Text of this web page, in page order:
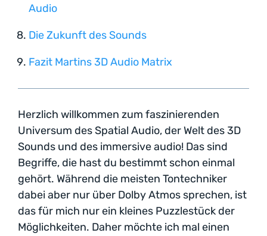
Audio
Die Zukunft des Sounds
Fazit Martins 3D Audio Matrix
Herzlich willkommen zum faszinierenden
Universum des Spatial Audio, der Welt des 3D
Sounds und des immersive audio! Das sind
Begriffe, die hast du bestimmt schon einmal
gehört. Während die meisten Tontechniker
dabei aber nur über Dolby Atmos sprechen, ist
das für mich nur ein kleines Puzzlestück der
Möglichkeiten. Daher möchte ich mal einen